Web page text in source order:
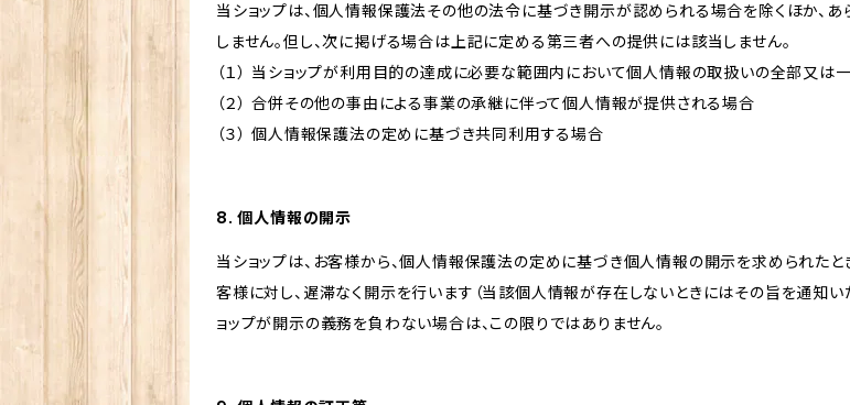
当ショップは、個人情報保護法その他の法令に基づき開示が認められる場合を除くほか、
しません。但し、次に掲げる場合は上記に定める第三者への提供には該当しません。
（１） 当ショップが利用目的の達成に必要な範囲内において個人情報の取扱いの全部又
（２） 合併その他の事由による事業の承継に伴って個人情報が提供される場合
（３） 個人情報保護法の定めに基づき共同利用する場合
8. 個人情報の開示
当ショップは、お客様から、個人情報保護法の定めに基づき個人情報の開示を求められた
客様に対し、遅滞なく開示を行います（当該個人情報が存在しないときにはその旨を通知い
ョップが開示の義務を負わない場合は、この限りではありません。